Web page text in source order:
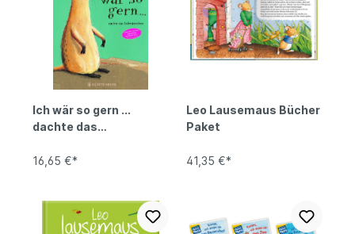
Ich wär so gern ...
dachte das
16,65 €*
Leo Lausemaus Bücher
Paket
41,35 €*